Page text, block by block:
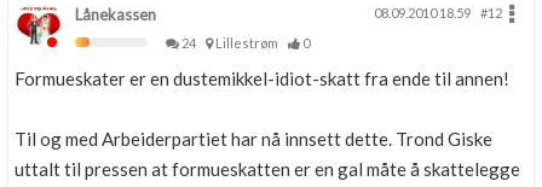
Lånekassen 08.09.2010 18.59
#12
24
Lillestrøm 0
Formueskater er en dustemikkel-idiot-skatt fra ende til annen!
Til og med Arbeiderpartiet har nå innsett dette. Trond Giske
uttalt til pressen at formueskatten er en gal måte å skattelegge